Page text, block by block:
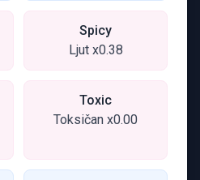
Spicy
Ljut x0.38
Toxic
Toksičan x0.00